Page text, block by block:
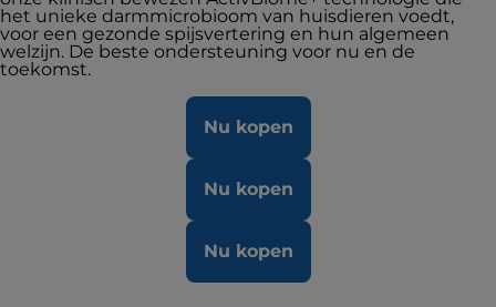
het unieke darmmicrobioom van huisdieren voedt,
voor een gezonde spijsvertering en hun algemeen
welzijn. De beste ondersteuning voor nu en de
toekomst.
Nu kopen
Nu kopen
Nu kopen